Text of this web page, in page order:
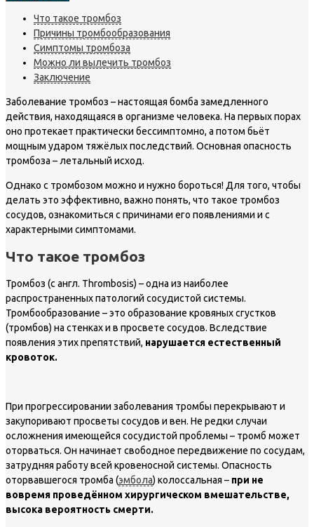
Что такое тромбоз
Причины тромбообразования
Симптомы тромбоза
Можно ли вылечить тромбоз
Заключение
Заболевание тромбоз – настоящая бомба замедленного
действия, находящаяся в организме человека. На первых порах
оно протекает практически бессимптомно, а потом бьёт
мощным ударом тяжёлых последствий. Основная опасность
тромбоза – летальный исход.
Однако с тромбозом можно и нужно бороться! Для того, чтобы
делать это эффективно, важно понять, что такое тромбоз
сосудов, ознакомиться с причинами его появлениями и с
характерными симптомами.
Что такое тромбоз
Тромбоз (с англ. Thrombosis) – одна из наиболее
распространенных патологий сосудистой системы.
Тромбообразование – это образование кровяных сгустков
(тромбов) на стенках и в просвете сосудов. Вследствие
появления этих препятствий, нарушается естественный
кровоток.
При прогрессировании заболевания тромбы перекрывают и
закупоривают просветы сосудов и вен. Не редки случаи
осложнения имеющейся сосудистой проблемы – тромб может
оторваться. Он начинает свободное передвижение по сосудам,
затрудняя работу всей кровеносной системы. Опасность
оторвавшегося тромба (эмбола) колоссальная – при не
вовремя проведённом хирургическом вмешательстве,
высока вероятность смерти.